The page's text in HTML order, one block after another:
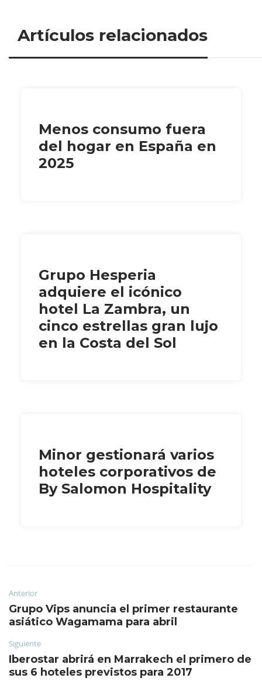
Artículos relacionados
Menos consumo fuera
del hogar en España en
2025
Grupo Hesperia
adquiere el icónico
hotel La Zambra, un
cinco estrellas gran lujo
en la Costa del Sol
Minor gestionará varios
hoteles corporativos de
By Salomon Hospitality
Anterior
Grupo Vips anuncia el primer restaurante
asiático Wagamama para abril
Siguiente
Iberostar abrirá en Marrakech el primero de
sus 6 hoteles previstos para 2017